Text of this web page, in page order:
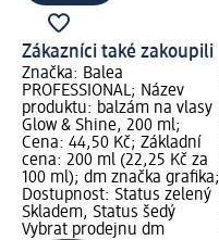
Zákazníci také zakoupili
Značka: Balea
PROFESSIONAL; Název
produktu: balzám na vlasy
Glow & Shine, 200 ml;
Cena: 44,50 Kč; Základní
cena: 200 ml (22,25 Kč za
100 ml); dm značka grafika;
Dostupnost: Status zelený
Skladem, Status šedý
Vybrat prodejnu dm